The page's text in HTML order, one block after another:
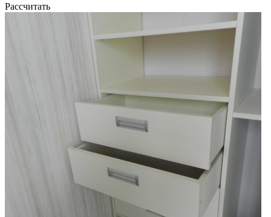
Рассчитать